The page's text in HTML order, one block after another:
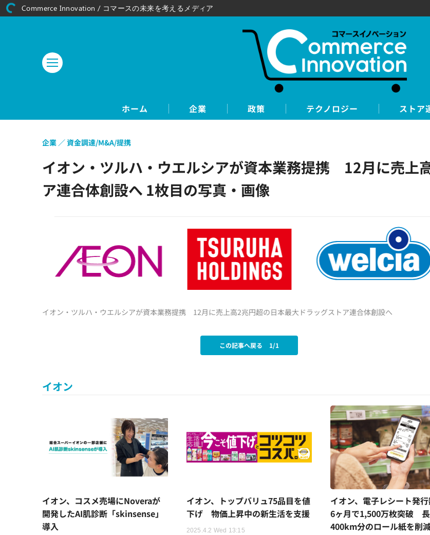
ホーム 企業 政策 テクノロジー ストア
イオン・ツルハ・ウエルシアが資本業務提携 12月に売上
ア連合体創設へ 1枚目の写真・画像
企業 資金調達/M&A/提携
イオン・ツルハ・ウエルシアが資本業務提携 12月に売上高2兆円超の日本最大ドラッグストア連合体創設へ
この記事へ戻る 1/1
イオン
イオン、コスメ売場にNoveraが
開発したAI肌診断「skinsense」
導入
イオン、トップバリュ75品目を値
下げ 物価上昇中の新生活を支援
2025.4.2 Wed 13:15
イオン、電子レシート発
6ヶ月で1,500万枚突破
400km分のロール紙を削
Commerce Innovation / コマースの未来を考えるメディア